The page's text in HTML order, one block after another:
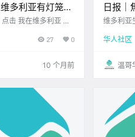
多利亚有灯笼
、马戏表演、玉
彩活动多到眼花缭乱
27 0
10 个月前
日报｜
餐饮业
维多利亚生活必
5年9月
华人社区
温哥